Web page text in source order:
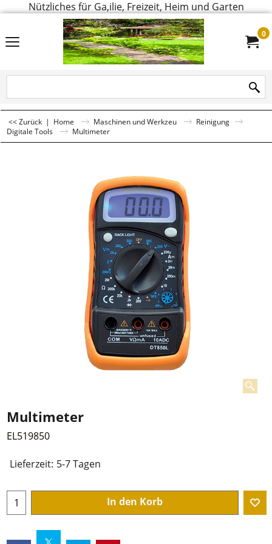
Nützliches für Ga,ilie, Freizeit, Heim und Garten
0
<< Zurück | Home Maschinen und Werkzeu
Reinigung
Digitale Tools
Multimeter
Multimeter
EL519850
Lieferzeit: 5-7 Tagen
In den Korb